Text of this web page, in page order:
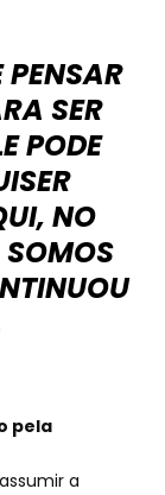
PENSAR
SER
PODE
NO
pela
a